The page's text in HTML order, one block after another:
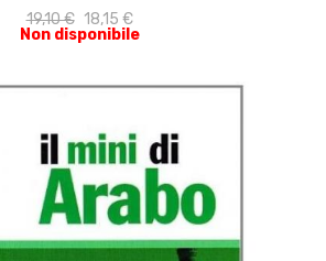
19,10 € 18,15 €
Non disponibile